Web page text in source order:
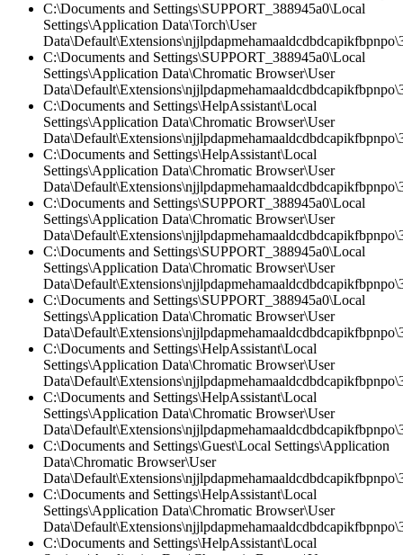
C:\Documents and Settings\SUPPORT_388945a0\Local
Settings\Application Data\Torch\User
C:\Documents and Settings\SUPPORT_388945a0\Local
Settings\Application Data\Chromatic Browser\User
C:\Documents and Settings\HelpAssistant\Local
Settings\Application Data\Chromatic Browser\User
C:\Documents and Settings\HelpAssistant\Local
Settings\Application Data\Chromatic Browser\User
C:\Documents and Settings\SUPPORT_388945a0\Local
Settings\Application Data\Chromatic Browser\User
C:\Documents and Settings\SUPPORT_388945a0\Local
Settings\Application Data\Chromatic Browser\User
C:\Documents and Settings\SUPPORT_388945a0\Local
Settings\Application Data\Chromatic Browser\User
C:\Documents and Settings\HelpAssistant\Local
Settings\Application Data\Chromatic Browser\User
C:\Documents and Settings\HelpAssistant\Local
Settings\Application Data\Chromatic Browser\User
C:\Documents and Settings\Guest\Local Settings\Application
Data\Chromatic Browser\User
C:\Documents and Settings\HelpAssistant\Local
Settings\Application Data\Chromatic Browser\User
C:\Documents and Settings\HelpAssistant\Local